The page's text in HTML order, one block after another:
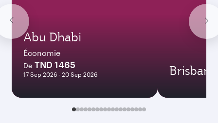
Abu Dhabi
Économie
De TND 1465
17 Sep 2026 - 20 Sep 2026 Brisbane